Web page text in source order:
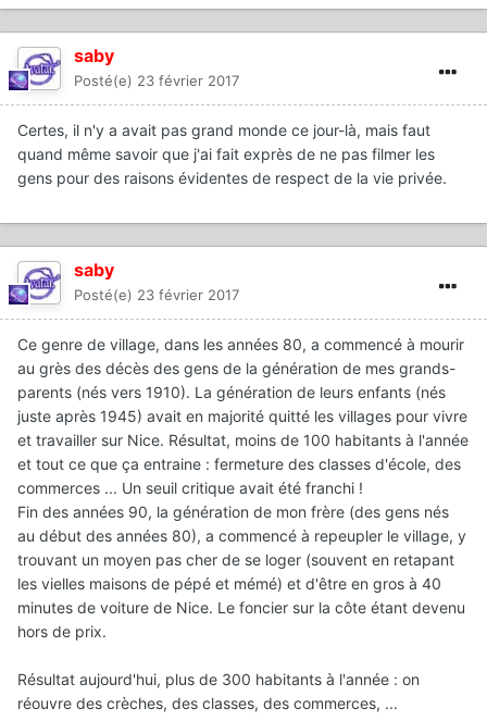
saby
Posté(e) 23 février 2017
Certes, il n'y a avait pas grand monde ce jour-là, mais faut
quand même savoir que j'ai fait exprès de ne pas filmer les
gens pour des raisons évidentes de respect de la vie privée.
saby
Posté(e) 23 février 2017
Ce genre de village, dans les années 80, a commencé à mourir
au grès des décès des gens de la génération de mes grands-
parents (nés vers 1910). La génération de leurs enfants (nés
juste après 1945) avait en majorité quitté les villages pour vivre
et travailler sur Nice. Résultat, moins de 100 habitants à l'année
et tout ce que ça entraine : fermeture des classes d'école, des
commerces ... Un seuil critique avait été franchi !
Fin des années 90, la génération de mon frère (des gens nés
au début des années 80), a commencé à repeupler le village, y
trouvant un moyen pas cher de se loger (souvent en retapant
les vielles maisons de pépé et mémé) et d'être en gros à 40
minutes de voiture de Nice. Le foncier sur la côte étant devenu
hors de prix.
Résultat aujourd'hui, plus de 300 habitants à l'année : on
réouvre des crèches, des classes, des commerces, ...